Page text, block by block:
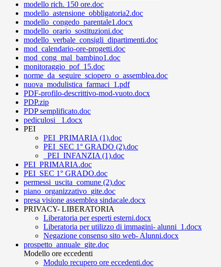
modello rich. 150 ore.doc
modello_astensione_obbligatoria2.doc
modello_congedo_parentale1.docx
modello_orario_sostituzioni.doc
modello_verbale_consigli_dipartimenti.doc
mod_calendario-ore-progetti.doc
mod_cong_mal_bambino1.doc
monitoraggio_pof_15.doc
norme_da_seguire_sciopero_o_assemblea.doc
nuova_modulistica_farmaci_1.pdf
PDF-profilo-descrittivo-mod-vuoto.docx
PDP.zip
PDP semplificato.doc
pediculosi _1.docx
PEI
PEI_PRIMARIA (1).doc
PEI_SEC 1° GRADO (2).doc
_PEI_INFANZIA (1).doc
PEI_PRIMARIA.doc
PEI_SEC 1° GRADO.doc
permessi_uscita_comune (2).doc
piano_organizzativo_gite.doc
presa visione assemblea sindacale.docx
PRIVACY- LIBERATORIA
Liberatoria per esperti esterni.docx
Liberatoria per utilizzo di immagini- alunni_1.docx
Negazione consenso sito web- Alunni.docx
prospetto_annuale_gite.doc
Modello ore eccedenti
Modulo recupero ore eccedenti.doc